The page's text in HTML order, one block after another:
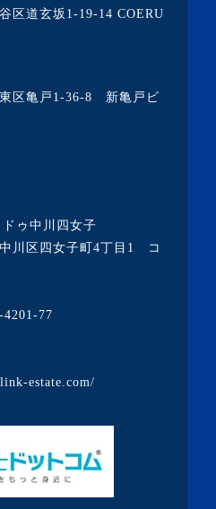
区道玄坂1-19-14 COERU
区亀戸1-36-8 新亀戸ビ
ゥ中川四女子
川区四女子町4丁目1 コ
4201-77
estate.com/